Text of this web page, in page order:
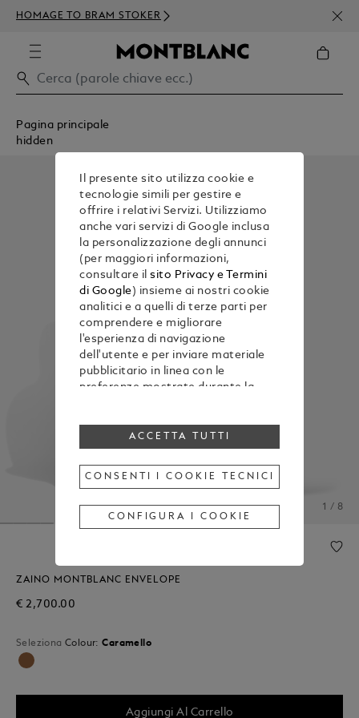
HOMAGE TO BRAM STOKER
Pagina principale
hidden
1 / 8
ZAINO MONTBLANC ENVELOPE
€ 2,700.00
SelezionaColour: Caramello
Selezionato
Aggiungi Al Carrello
Il presente sito utilizza cookie e
tecnologie simili per gestire e
offrire i relativi Servizi. Utilizziamo
anche vari servizi di Google inclusa
la personalizzazione degli annunci
(per maggiori informazioni,
consultare ilsito Privacy e Termini
di Google) insieme ai nostri cookie
analitici e a quelli di terze parti per
comprendere e migliorare
l'esperienza di navigazione
dell'utente e per inviare materiale
pubblicitario in linea con le
preferenze mostrate durante la
consenso all’utilizzo di alcuni o di
tutti i cookie, clicca “Configura i
cookie”, oppure, per maggiori
Cliccando su “Accetta tutti”, esprimi
il tuo consenso all’utilizzo dei
tecnici”, esprimi il tuo consenso
ACCETTA TUTTI
CONSENTI I COOKIE TECNICI
CONFIGURA I COOKIE